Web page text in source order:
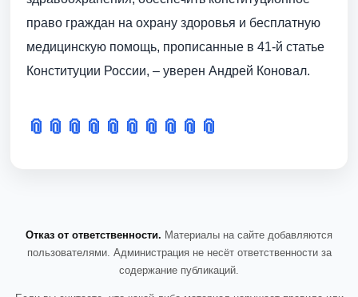
право граждан на охрану здоровья и бесплатную
медицинскую помощь, прописанные в 41-й статье
Конституции России, – уверен Андрей Коновал.
📎 📎 📎 📎 📎 📎 📎 📎 📎 📎
Отказ от ответственности. Материалы на сайте добавляются
пользователями. Администрация не несёт ответственности за
содержание публикаций.